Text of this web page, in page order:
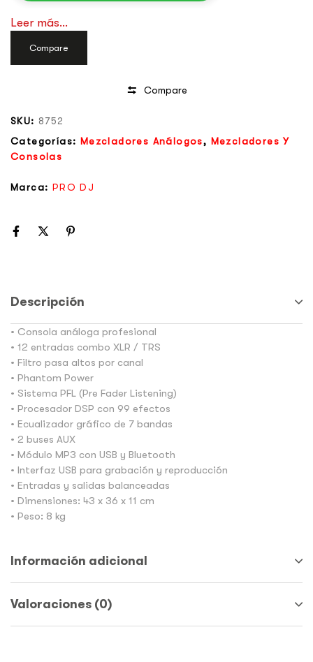
Leer más...
Compare
Compare
SKU: 8752
Categorías: Mezcladores Análogos, Mezcladores Y
Consolas
Marca: PRO DJ
Descripción
• Consola análoga profesional
• 12 entradas combo XLR / TRS
• Filtro pasa altos por canal
• Phantom Power
• Sistema PFL (Pre Fader Listening)
• Procesador DSP con 99 efectos
• Ecualizador gráfico de 7 bandas
• 2 buses AUX
• Módulo MP3 con USB y Bluetooth
• Interfaz USB para grabación y reproducción
• Entradas y salidas balanceadas
• Dimensiones: 43 x 36 x 11 cm
• Peso: 8 kg
Información adicional
Valoraciones (0)